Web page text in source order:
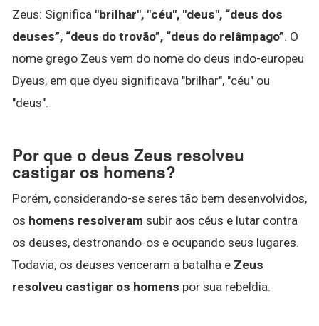
Zeus: Significa "brilhar", "céu", "deus", “deus dos
deuses”, “deus do trovão”, “deus do relâmpago”. O
nome grego Zeus vem do nome do deus indo-europeu
Dyeus, em que dyeu significava "brilhar", "céu" ou
"deus".
Por que o deus Zeus resolveu
castigar os homens?
Porém, considerando-se seres tão bem desenvolvidos,
os homens resolveram subir aos céus e lutar contra
os deuses, destronando-os e ocupando seus lugares.
Todavia, os deuses venceram a batalha e Zeus
resolveu castigar os homens por sua rebeldia.